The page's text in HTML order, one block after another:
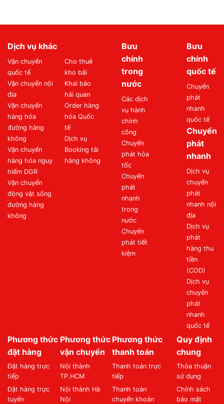
Dịch vụ khác
Vận chuyển
quốc tế
Vận chuyển nội
địa
Vận chuyển
hàng hóa
đường hàng
không
Vận chuyển
hàng hóa nguy
hiểm DGR
Vận chuyển
động vật sống
đường hàng
không
Cho thuê
kho bãi
Khai báo
hải quan
Order hàng
hóa Quốc
tế
Dịch vụ
Booking tải
hàng không
Bưu
chính
trong
nước
Các dịch
vụ hành
chính
công
Chuyển
phát hỏa
tốc
Chuyển
phát
nhanh
trong
nước
Chuyển
phát tiết
kiệm
Bưu
chính
quốc tế
Chuyển
phát
nhanh
quốc tế
Chuyển
phát
nhanh
Dịch vụ
chuyển
phát
nhanh nội
địa
Dịch vụ
phát
hàng thu
tiền
(COD)
Dịch vụ
chuyển
phát
nhanh
quốc tế
Phương thức
đặt hàng
Đặt hàng trực
tiếp
Đặt hàng trực
tuyến
Phương thức
vận chuyển
Nội thành
TP.HCM
Nội thành Hà
Nội
Phương thức
thanh toán
Thanh toán trực
tiếp
Thanh toán
chuyển khoản
Quy định
chung
Thỏa thuận
sử dụng
Chính sách
bảo mật